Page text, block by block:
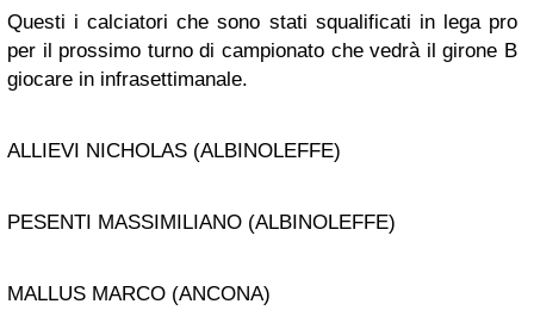
Questi i calciatori che sono stati squalificati in lega pro
per il prossimo turno di campionato che vedrà il girone B
giocare in infrasettimanale.
ALLIEVI NICHOLAS (ALBINOLEFFE)
PESENTI MASSIMILIANO (ALBINOLEFFE)
MALLUS MARCO (ANCONA)